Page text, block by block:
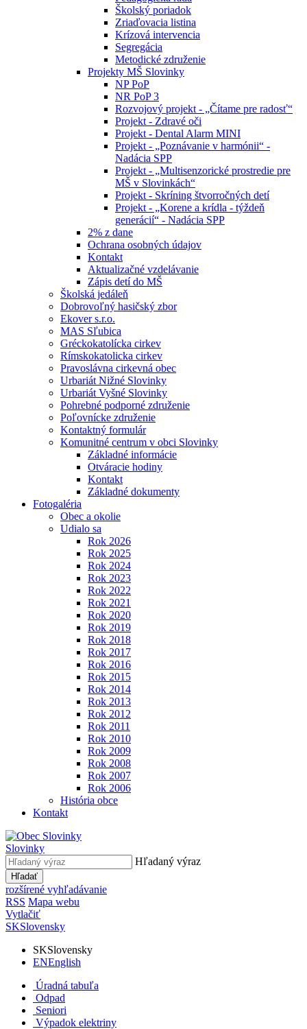
Školský poriadok
Zriaďovacia listina
Krízová intervencia
Segregácia
Metodické združenie
Projekty MŠ Slovinky
NP PoP
NR PoP 3
Rozvojový projekt - „Čítame pre radosť“
Projekt - Zdravé oči
Projekt - Dental Alarm MINI
Projekt - „Poznávanie v harmónii“ -
Nadácia SPP
Projekt - „Multisenzorické prostredie pre
MŠ v Slovinkách“
Projekt - Skríning štvorročných detí
Projekt - „Korene a krídla - týždeň
generácií“ - Nadácia SPP
2% z dane
Ochrana osobných údajov
Kontakt
Aktualizačné vzdelávanie
Zápis detí do MŠ
Školská jedáleň
Dobrovoľný hasičský zbor
Ekover s.r.o.
MAS Sľubica
Gréckokatolícka cirkev
Rímskokatolicka cirkev
Pravoslávna cirkevná obec
Urbariát Nižné Slovinky
Urbariát Vyšné Slovinky
Pohrebné podporné združenie
Poľovnícke združenie
Kontaktný formulár
Komunitné centrum v obci Slovinky
Základné informácie
Otváracie hodiny
Kontakt
Základné dokumenty
Fotogaléria
Obec a okolie
Udialo sa
Rok 2026
Rok 2025
Rok 2024
Rok 2023
Rok 2022
Rok 2021
Rok 2020
Rok 2019
Rok 2018
Rok 2017
Rok 2016
Rok 2015
Rok 2014
Rok 2013
Rok 2012
Rok 2011
Rok 2010
Rok 2009
Rok 2008
Rok 2007
Rok 2006
História obce
Kontakt
Slovinky
Hľadaný výraz
Hľadať
rozšírené vyhľadávanie
RSS Mapa webu
Vytlačiť
SKSlovensky
SKSlovensky
ENEnglish
Úradná tabuľa
Odpad
Seniori
Výpadok elektriny